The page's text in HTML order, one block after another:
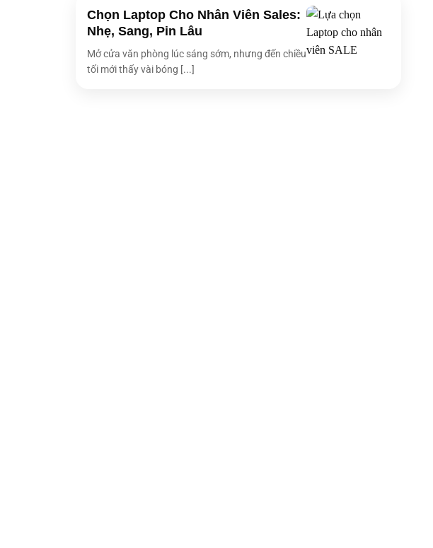
Cổng giao tiếp
2x USB 3.2 Gen 2 Type-A, 2x Thunderbolt™ 4 (USB4,
hỗ trợ display/power delivery), 1x HDMI 2.1, 1x 3.5mm
Combo Audio Jack
Bàn phím laptop Backlit Chiclet Keyboard
Chọn Laptop Cho Nhân Viên Sales:
Nhẹ, Sang, Pin Lâu
Mở cửa văn phòng lúc sáng sớm, nhưng đến chiều
tối mới thấy vài bóng [...]